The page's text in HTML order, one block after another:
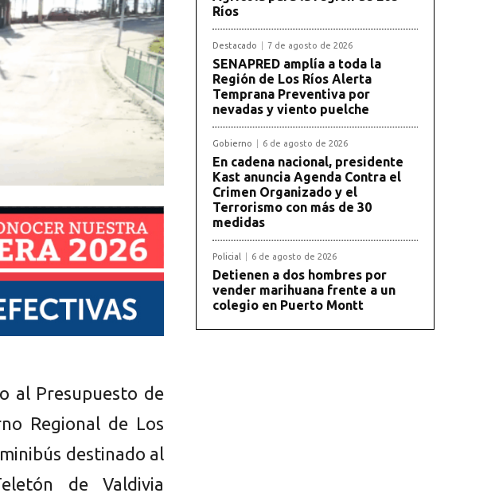
al Presupuesto de
Regional de Los
destinado al
de Valdivia
Ríos
Destacado 7 de agosto de 2026
SENAPRED amplía a toda la
Región de Los Ríos Alerta
Temprana Preventiva por
nevadas y viento puelche
Gobierno 6 de agosto de 2026
En cadena nacional, presidente
Kast anuncia Agenda Contra el
Crimen Organizado y el
Terrorismo con más de 30
medidas
Policial 6 de agosto de 2026
Detienen a dos hombres por
vender marihuana frente a un
colegio en Puerto Montt